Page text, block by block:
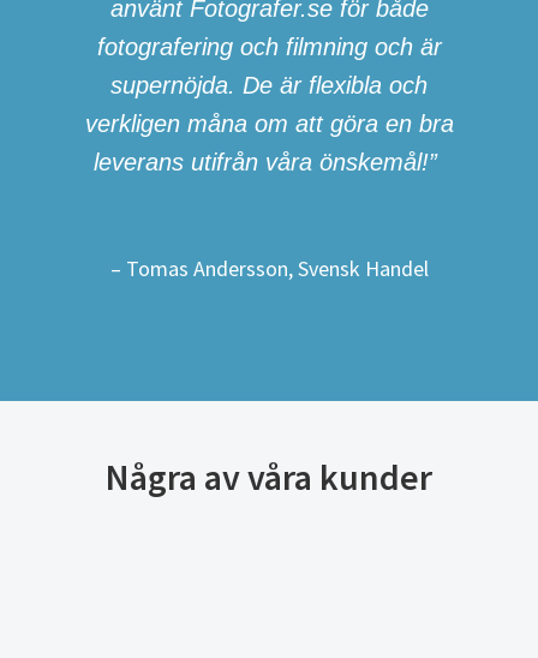
använt Fotografer.se för både
fotografering och filmning och är
supernöjda. De är flexibla och
verkligen måna om att göra en bra
leverans utifrån våra önskemål!”
– Tomas Andersson, Svensk Handel
Några av våra kunder